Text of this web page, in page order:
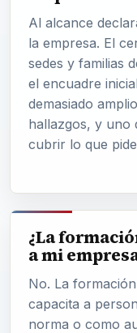
Al alcance
la empresa. El
sedes y familias
el encuadre
demasiado
hallazgos, y uno
cubrir lo que
¿La
a mi
No. La
capacita a
norma o como